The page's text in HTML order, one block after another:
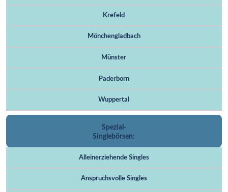
Krefeld
Mönchengladbach
Münster
Paderborn
Wuppertal
Spezial-
Singlebörsen:
Alleinerziehende Singles
Anspruchsvolle Singles